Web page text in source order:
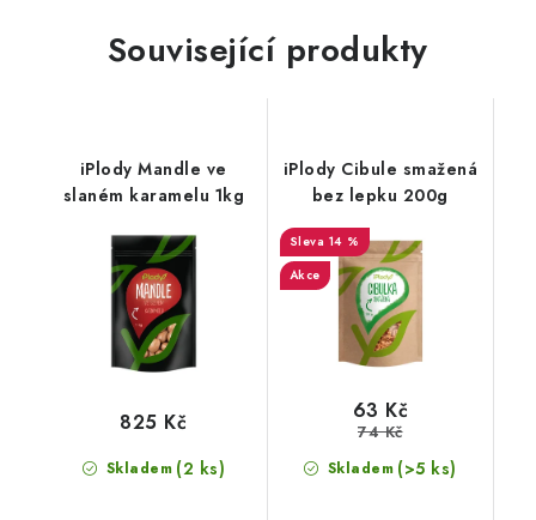
Související produkty
iPlody Mandle ve
slaném karamelu 1kg
Skladem (2 ks)
825 Kč
iPlody Cibule smažená
bez lepku 200g
14 %
Akce
Skladem (>5 ks)
63 Kč
74 Kč